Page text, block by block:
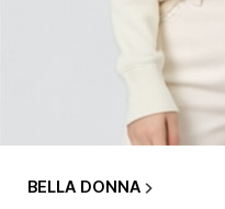
BELLA DONNA